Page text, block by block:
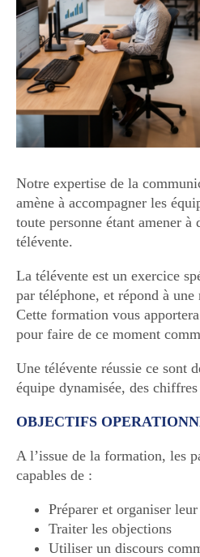
Notre expertise de la
amène à accompagner les
toute personne étant amener
télévente.
La télévente est un exercice
par téléphone, et répond à
Cette formation vous
pour faire de ce moment
Une télévente réussie ce sont
équipe dynamisée, des
OBJECTIFS
A l’issue de la formation, les
capables de :
Préparer et organiser
Traiter les objections
Utiliser un discours